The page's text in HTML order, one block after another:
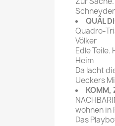
Schneyder
QUÄL
Quadro-
Völker
Edle Teile.
Heim
Da lacht
Ueckers
KOMM,
wohnen in
Das